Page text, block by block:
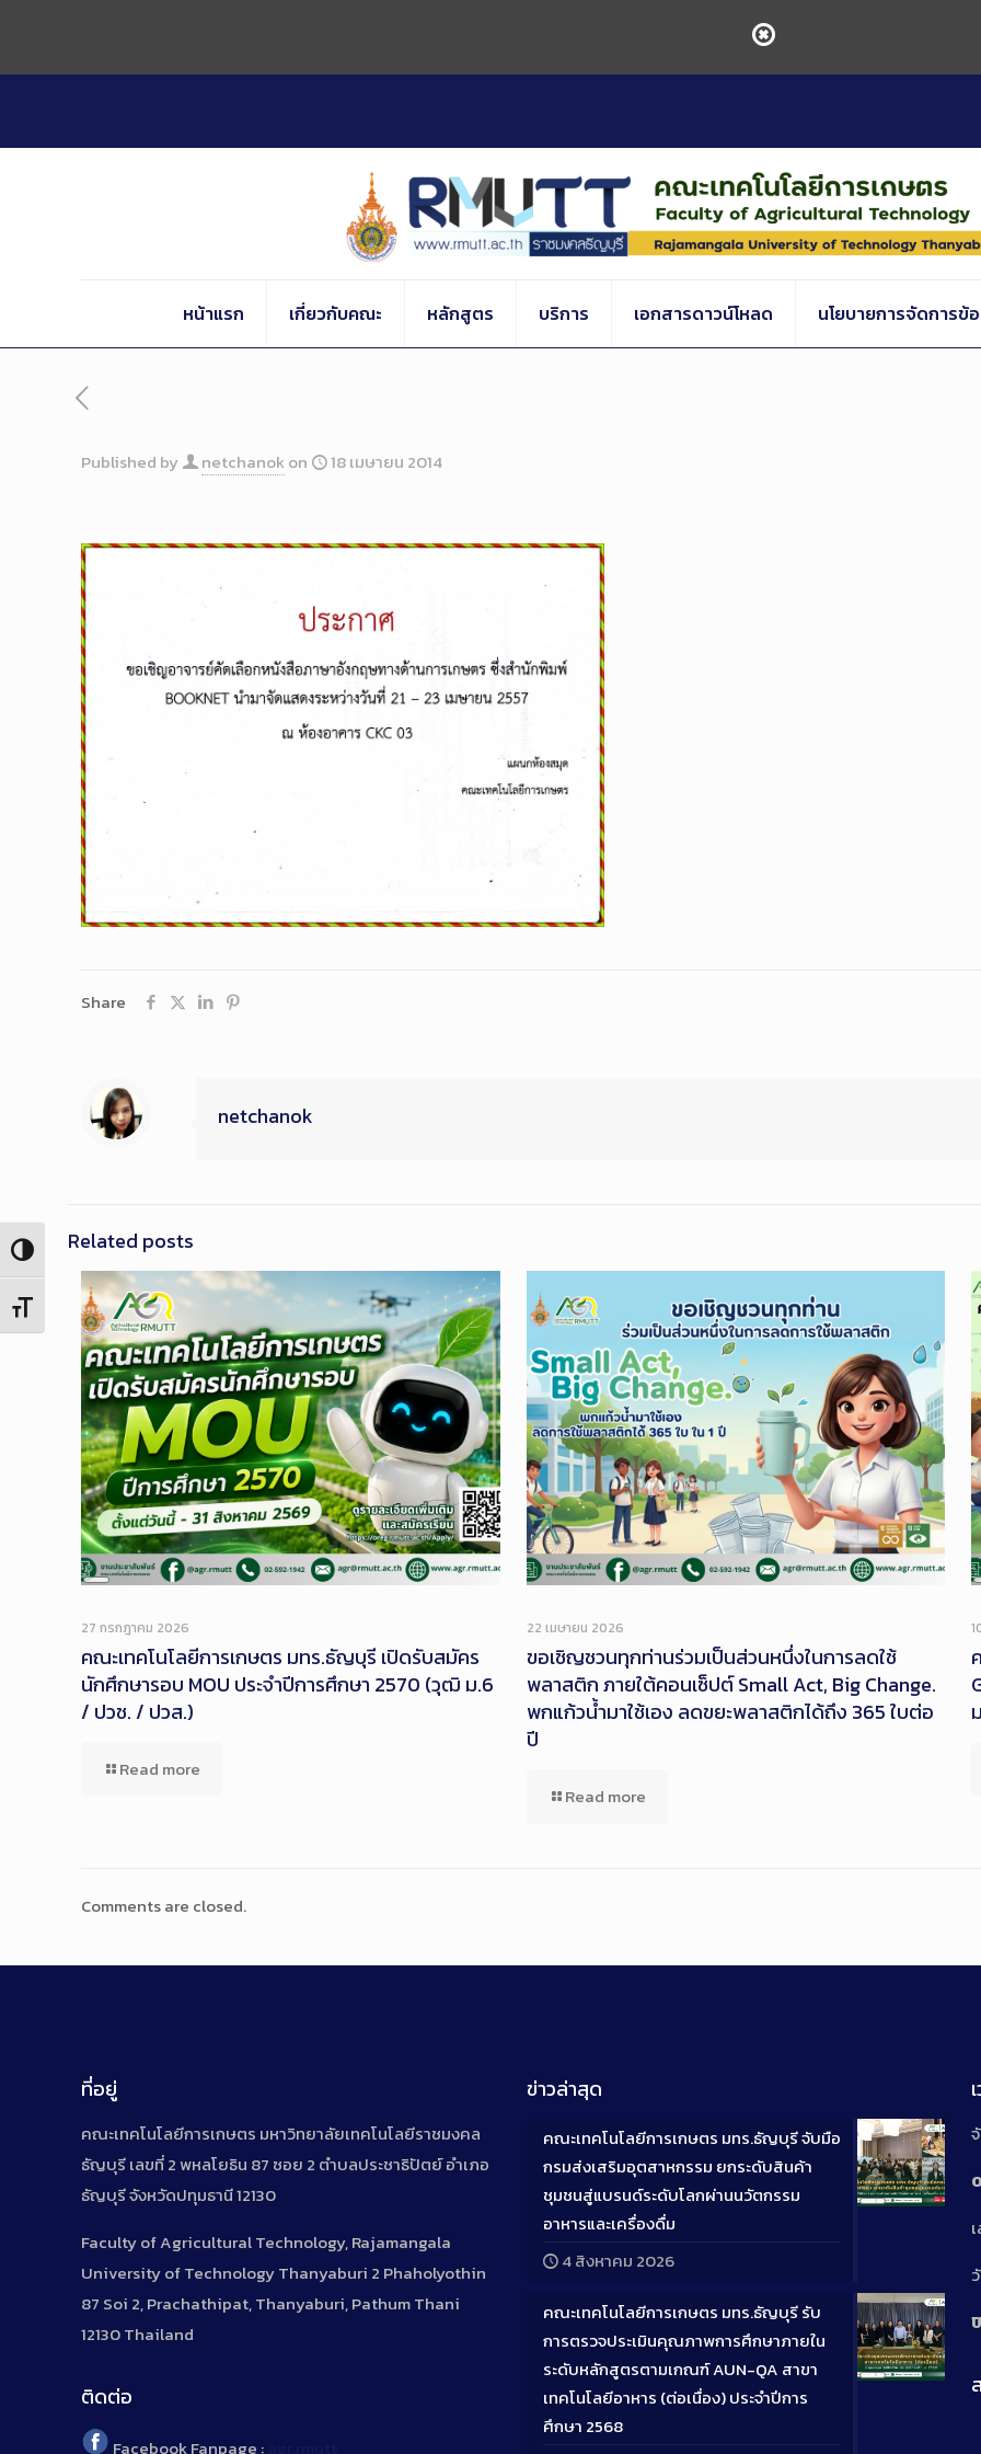
Content
Toggle High Contrast
Toggle Font size
หน้าแรก เกี่ยวกับคณะ หลักสูตร บริการ เอกสารดาวน์โหลด นโยบายการจัดการข้
Published by netchanokon 18 เมษายน 2014
Share
netchanok
Related posts
Long
27 กรกฎาคม 2026
คณะเทคโนโลยีการเกษตร มทร.ธัญบุรี เปิดรับสมัคร
นักศึกษารอบ MOU ประจำปีการศึกษา 2570 (วุฒิ ม.6
/ ปวช. / ปวส.)
Read more
22 เมษายน 2026
ขอเชิญชวนทุกท่านร่วมเป็นส่วนหนึ่งในการลดใช้
พลาสติก ภายใต้คอนเซ็ปต์ Small Act, Big Change.
พกแก้วน้ำมาใช้เอง ลดขยะพลาสติกได้ถึง 365 ใบต่อ
ปี
Read more
Comments are closed.
ที่อยู่
คณะเทคโนโลยีการเกษตร มหาวิทยาลัยเทคโนโลยีราชมงคล
ธัญบุรี เลขที่ 2 พหลโยธิน 87 ซอย 2 ตำบลประชาธิปัตย์ อำเภอ
ธัญบุรี จังหวัดปทุมธานี 12130
Faculty of Agricultural Technology, Rajamangala
University of Technology Thanyaburi 2 Phaholyothin
87 Soi 2, Prachathipat, Thanyaburi, Pathum Thani
12130 Thailand
ติดต่อ
Facebook Fanpage :
ข่าวล่าสุด
Long
คณะเทคโนโลยีการเกษตร มทร.ธัญบุรี จับมือ
กรมส่งเสริมอุตสาหกรรม ยกระดับสินค้า
ชุมชนสู่แบรนด์ระดับโลกผ่านนวัตกรรม
อาหารและเครื่องดื่ม
4 สิงหาคม 2026
Long
คณะเทคโนโลยีการเกษตร มทร.ธัญบุรี รับ
การตรวจประเมินคุณภาพการศึกษาภายใน
ระดับหลักสูตรตามเกณฑ์ AUN-QA สาขา
เทคโนโลยีอาหาร (ต่อเนื่อง) ประจำปีการ
ศึกษา 2568